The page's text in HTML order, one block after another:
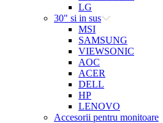
LG
30" si in sus
MSI
SAMSUNG
VIEWSONIC
AOC
ACER
DELL
HP
LENOVO
Accesorii pentru monitoare